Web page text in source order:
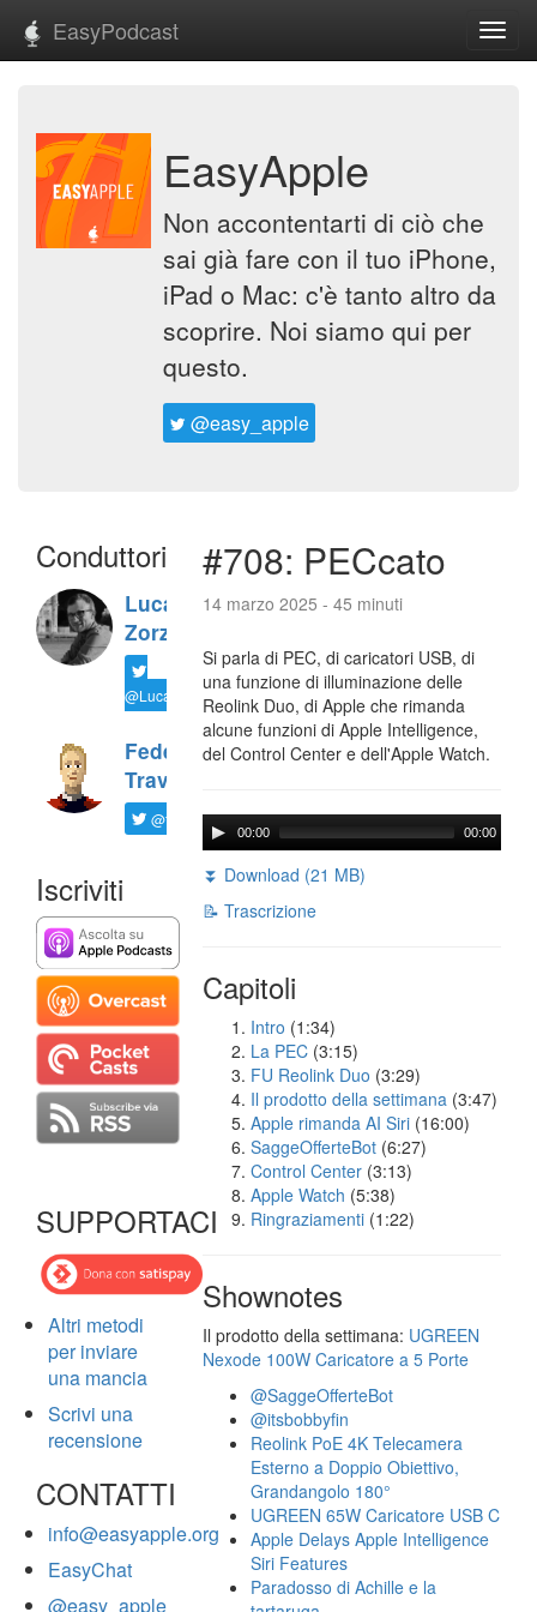
EasyPodcast
EasyApple
Non accontentarti di ciò che
sai già fare con il tuo iPhone,
iPad o Mac: c'è tanto altro da
scoprire. Noi siamo qui per
questo.
@easy_apple
Conduttori
Luca
Zorzi
@LucaTNT
Federico
Travaini
@ftrava
Iscriviti
SUPPORTACI
Altri metodi
per inviare
una mancia
Scrivi una
recensione
CONTATTI
info@easyapple.org
EasyChat
@easy_apple
#708: PECcato
14 marzo 2025 - 45 minuti
Si parla di PEC, di caricatori USB, di
una funzione di illuminazione delle
Reolink Duo, di Apple che rimanda
alcune funzioni di Apple Intelligence,
del Control Center e dell'Apple Watch.
00:00 00:00
⏬ Download (21 MB)
📝 Trascrizione
Capitoli
Intro (1:34)
La PEC (3:15)
FU Reolink Duo (3:29)
Il prodotto della settimana (3:47)
Apple rimanda AI Siri (16:00)
SaggeOfferteBot (6:27)
Control Center (3:13)
Apple Watch (5:38)
Ringraziamenti (1:22)
Shownotes
Il prodotto della settimana: UGREEN
Nexode 100W Caricatore a 5 Porte
@SaggeOfferteBot
@itsbobbyfin
Reolink PoE 4K Telecamera
Esterno a Doppio Obiettivo,
Grandangolo 180°
UGREEN 65W Caricatore USB C
Apple Delays Apple Intelligence
Siri Features
Paradosso di Achille e la